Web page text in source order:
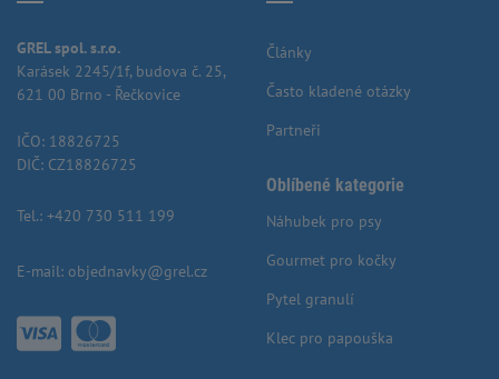
GREL spol. s.r.o.
Karásek 2245/1f, budova č. 25,
621 00 Brno - Řečkovice
IČO: 18826725
DIČ: CZ18826725
Tel.: +420 730 511 199
E-mail: objednavky@grel.cz
Články
Často kladené otázky
Partneři
Oblíbené kategorie
Náhubek pro psy
Gourmet pro kočky
Pytel granulí
Klec pro papouška